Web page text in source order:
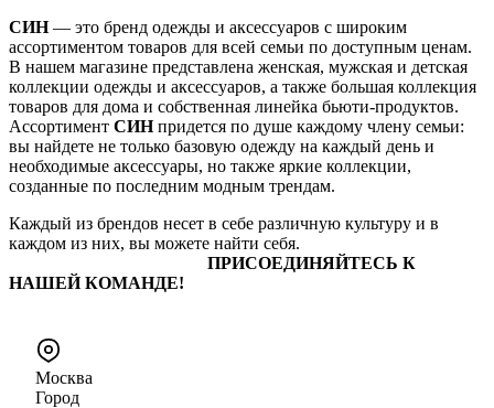
СИН— это бренд одежды и аксессуаров с широким
ассортиментом товаров для всей семьи по доступным ценам.
В нашем магазине представлена женская, мужская и детская
коллекции одежды и аксессуаров, а также большая коллекция
товаров для дома и собственная линейка бьюти-продуктов.
Ассортимент СИНпридется по душе каждому члену семьи:
вы найдете не только базовую одежду на каждый день и
необходимые аксессуары, но также яркие коллекции,
созданные по последним модным трендам.
Каждый из брендов несет в себе различную культуру и в
каждом из них, вы можете найти себя.
ПРИСОЕДИНЯЙТЕСЬ К
НАШЕЙ КОМАНДЕ!
Москва
Город